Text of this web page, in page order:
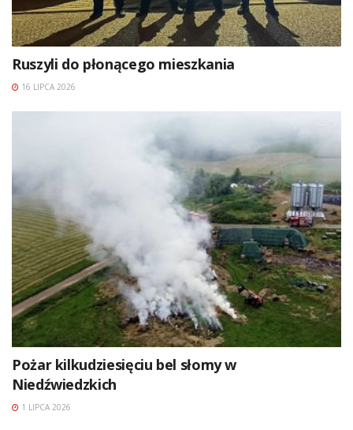
Ruszyli do płonącego mieszkania
16 LIPCA 2026
Pożar kilkudziesięciu bel słomy w
Niedźwiedzkich
1 LIPCA 2026